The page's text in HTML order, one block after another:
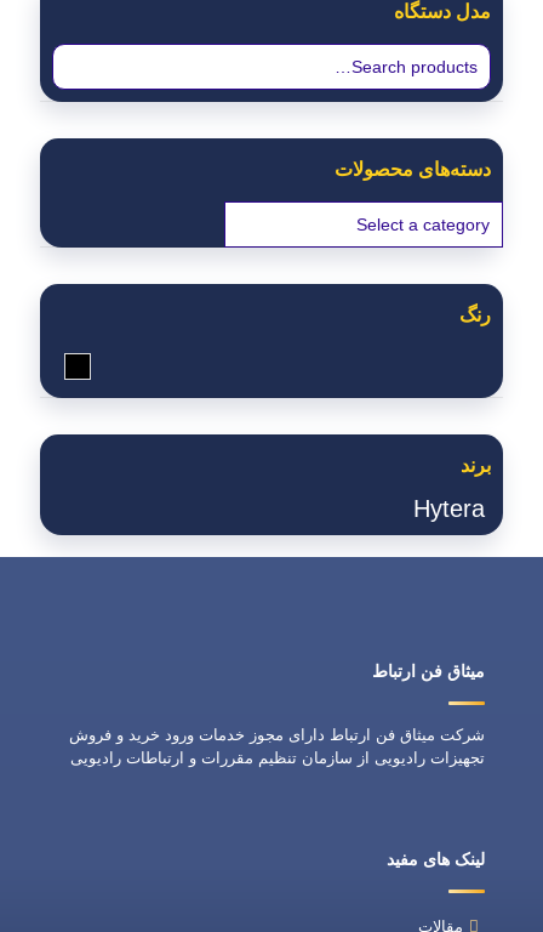
مدل دستگاه
دسته‌های محصولات
رنگ
برند
Hytera
میثاق فن ارتباط
شرکت میثاق فن ارتباط دارای مجوز خدمات ورود خرید و فروش
تجهیزات رادیویی از سازمان تنظیم مقررات و ارتباطات رادیویی
لینک های مفید
مقالات